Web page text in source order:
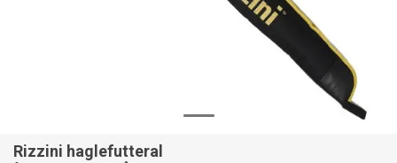
Rizzini haglefutteral